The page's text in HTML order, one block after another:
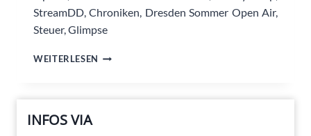
StreamDD, Chroniken, Dresden Sommer Open Air,
Steuer, Glimpse
WEITERLESEN TREFFEN
JULI
INFOS VIA